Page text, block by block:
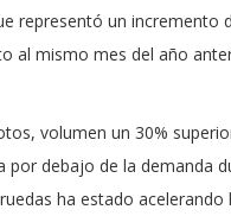
representó un incremento
al mismo mes del año
volumen un 30%
por debajo de la demanda
ha estado acelerando